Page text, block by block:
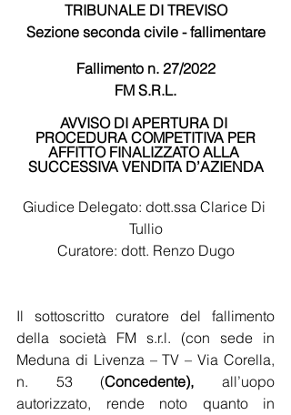
TRIBUNALE DI TREVISO
Sezione seconda civile - fallimentare
Fallimento n. 27/2022
FM S.R.L.
AVVISO DI APERTURA DI
PROCEDURA COMPETITIVA PER
AFFITTO FINALIZZATO ALLA
SUCCESSIVA VENDITA D’AZIENDA
Giudice Delegato: dott.ssa Clarice Di
Tullio
Curatore: dott. Renzo Dugo
Il sottoscritto curatore del fallimento
della società FM s.r.l. (con sede in
Meduna di Livenza – TV – Via Corella,
n. 53 (Concedente), all’uopo
autorizzato, rende noto quanto in